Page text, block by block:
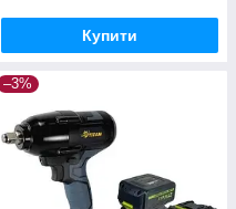
Купити
–3%